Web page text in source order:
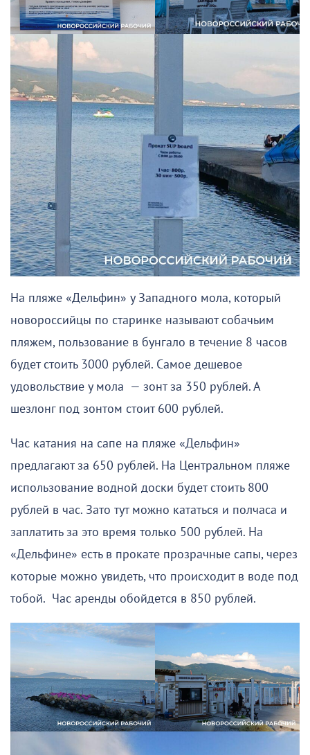
На пляже «Дельфин» у Западного мола, который
новороссийцы по старинке называют собачьим
пляжем, пользование в бунгало в течение 8 часов
будет стоить 3000 рублей. Самое дешевое
удовольствие у мола — зонт за 350 рублей. А
шезлонг под зонтом стоит 600 рублей.
Час катания на сапе на пляже «Дельфин»
предлагают за 650 рублей. На Центральном пляже
использование водной доски будет стоить 800
рублей в час. Зато тут можно кататься и полчаса и
заплатить за это время только 500 рублей. На
«Дельфине» есть в прокате прозрачные сапы, через
которые можно увидеть, что происходит в воде под
тобой. Час аренды обойдется в 850 рублей.